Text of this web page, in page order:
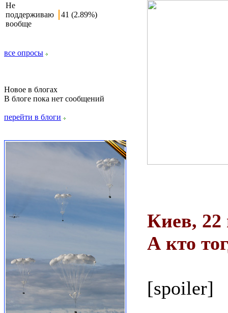
Не
поддерживаю
вообще
41 (2.89%)
все опросы
Новое в блогах
В блоге пока нет сообщений
перейти в блоги
Киев,
А кто
[spoiler]